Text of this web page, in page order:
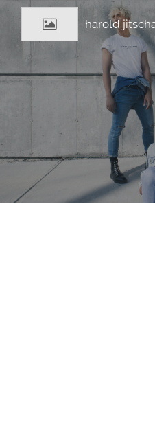
naar
hoofdinhoud
harold